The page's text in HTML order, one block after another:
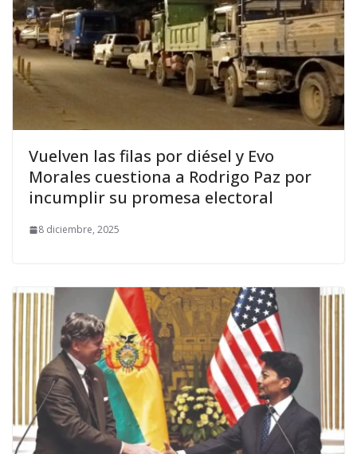
Vuelven las filas por diésel y Evo
Morales cuestiona a Rodrigo Paz por
incumplir su promesa electoral
8 diciembre, 2025